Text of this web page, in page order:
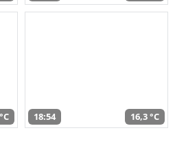
18:54 16,3 °C